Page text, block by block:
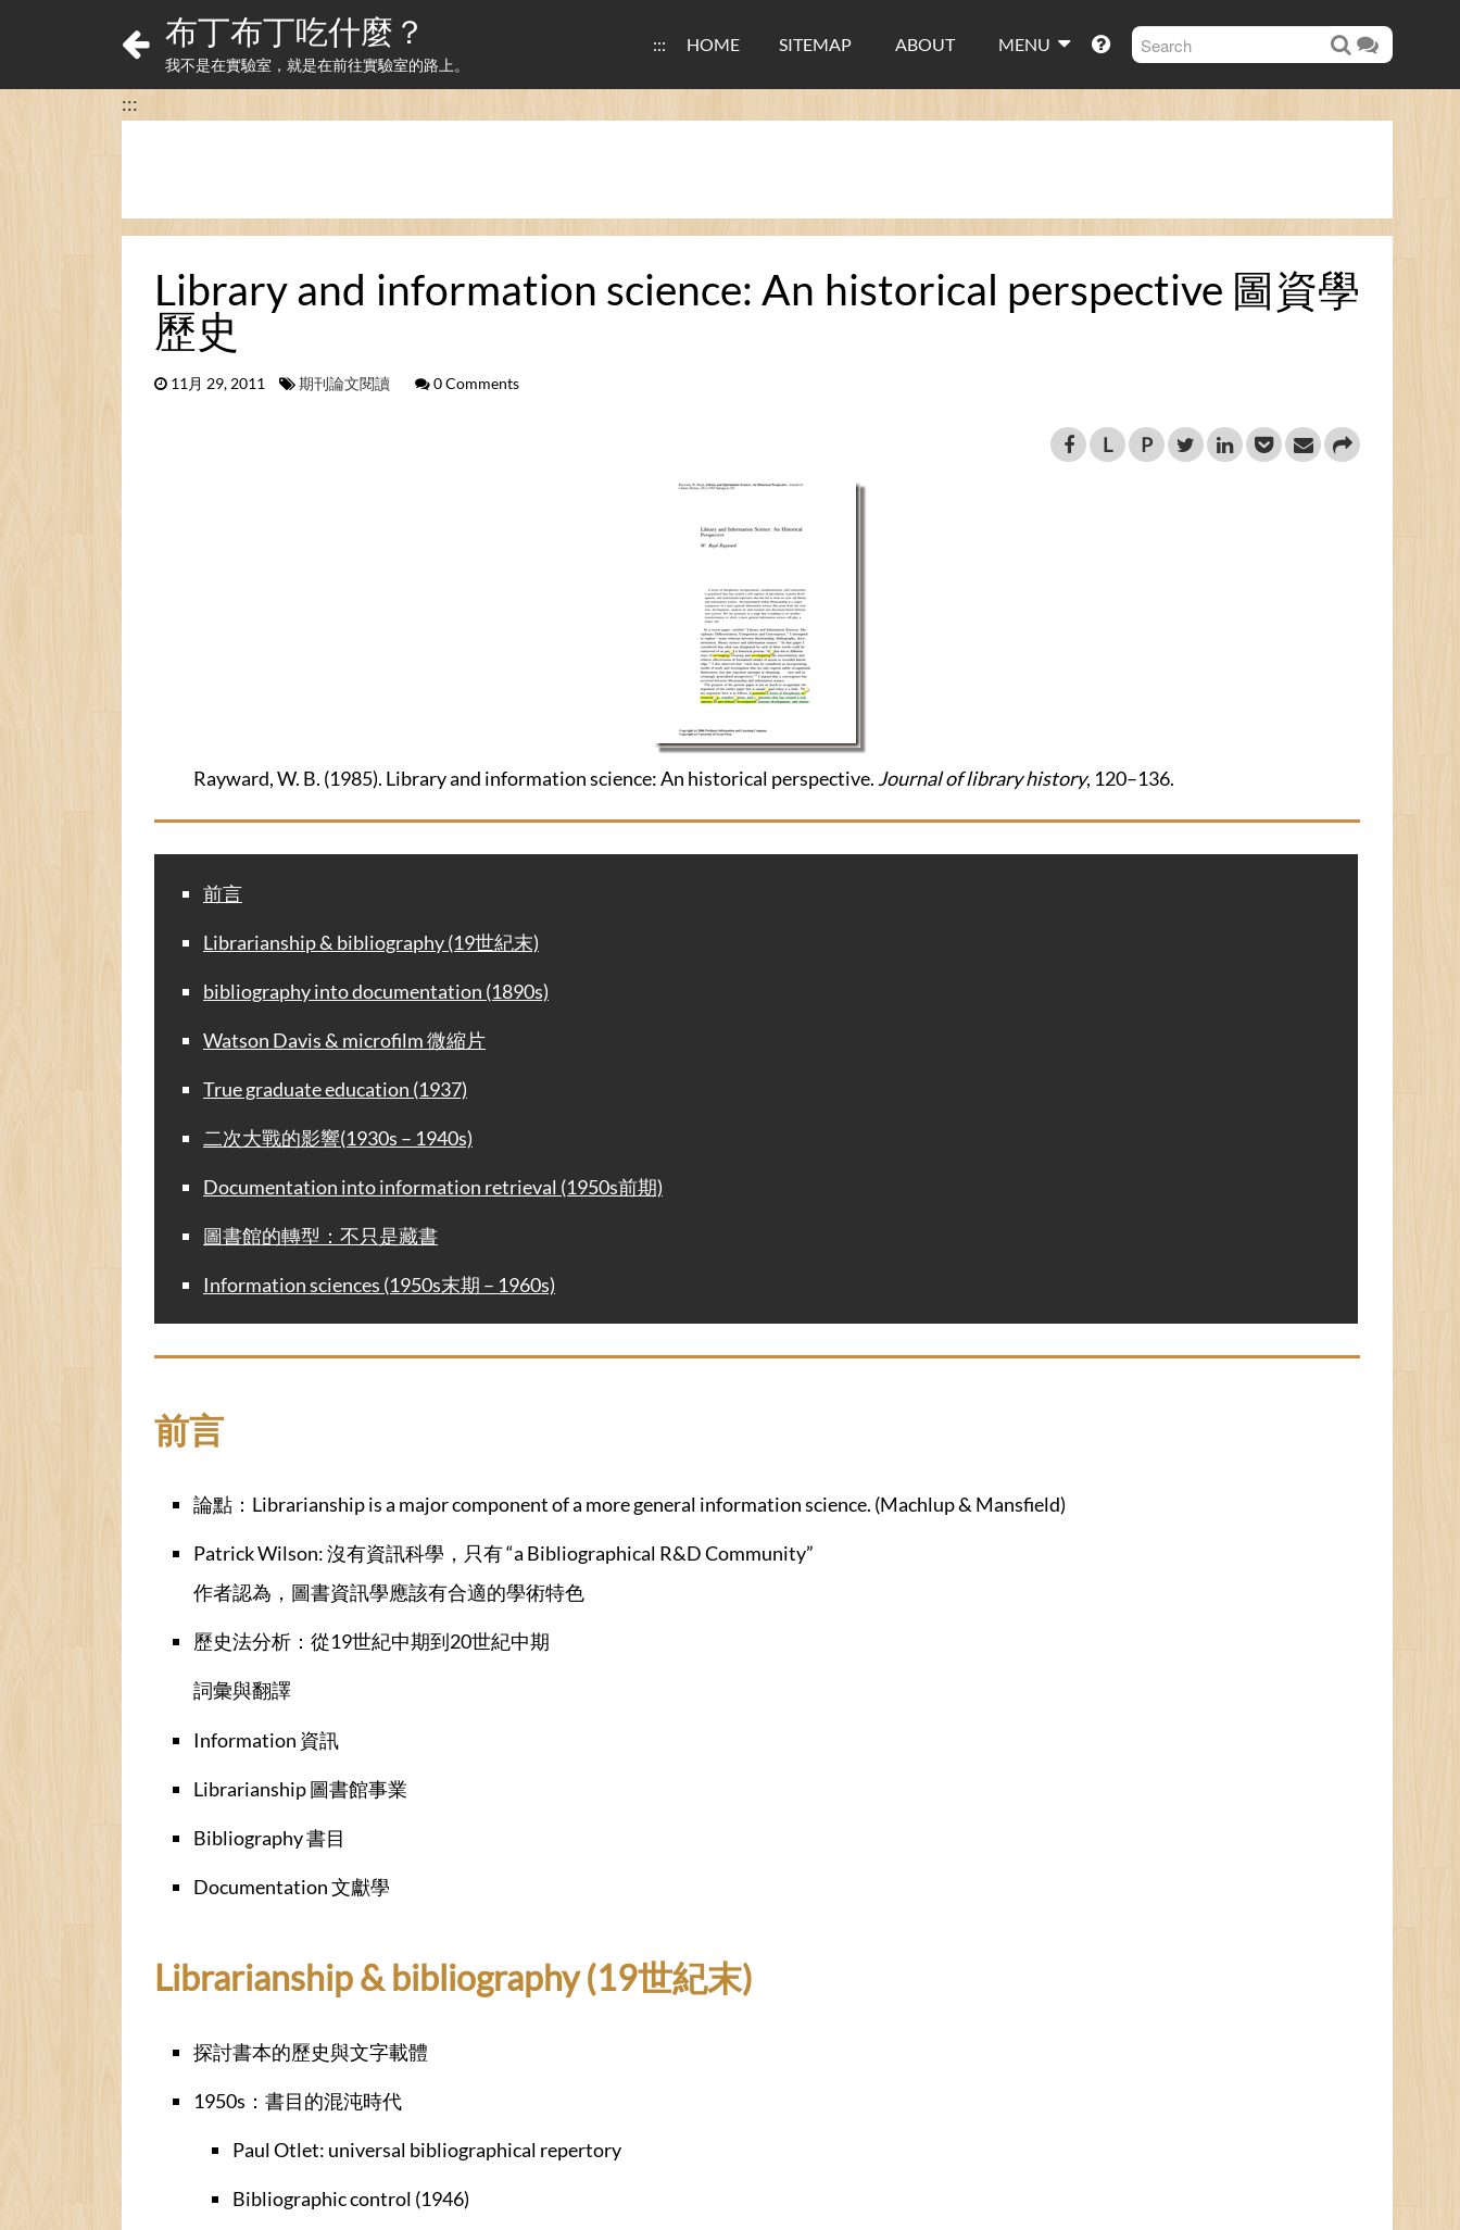
布丁布丁吃什麼？
我不是在實驗室，就是在前往實驗室的路上。
::: HOME SITEMAP ABOUT MENU
:::
Library and information science: An historical perspective 圖資學
歷史
11月 29, 2011 期刊論文閱讀 0 Comments
L P
Rayward, W. B. (1985). Library and information science: An historical perspective. Journal of library history, 120–136.
前言
Librarianship & bibliography (19世紀末)
bibliography into documentation (1890s)
Watson Davis & microfilm 微縮片
True graduate education (1937)
二次大戰的影響(1930s – 1940s)
Documentation into information retrieval (1950s前期)
圖書館的轉型：不只是藏書
Information sciences (1950s末期 – 1960s)
前言
論點：Librarianship is a major component of a more general information science. (Machlup & Mansfield)
Patrick Wilson: 沒有資訊科學，只有 “a Bibliographical R&D Community”
作者認為，圖書資訊學應該有合適的學術特色
歷史法分析：從19世紀中期到20世紀中期
詞彙與翻譯
Information 資訊
Librarianship 圖書館事業
Bibliography 書目
Documentation 文獻學
Librarianship & bibliography (19世紀末)
探討書本的歷史與文字載體
1950s：書目的混沌時代
Paul Otlet: universal bibliographical repertory
Bibliographic control (1946)